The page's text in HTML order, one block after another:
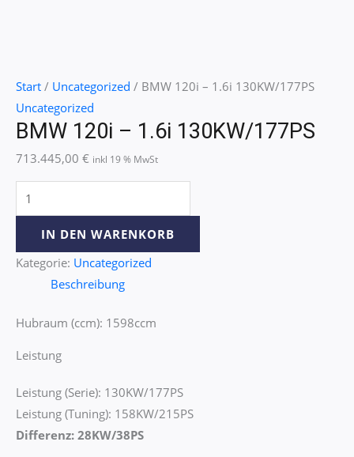
Start / Uncategorized / BMW 120i – 1.6i 130KW/177PS
Uncategorized
BMW 120i – 1.6i 130KW/177PS
713.445,00 € inkl 19 % MwSt
IN DEN WARENKORB
Kategorie: Uncategorized
Beschreibung
Hubraum (ccm): 1598ccm
Leistung
Leistung (Serie): 130KW/177PS
Leistung (Tuning): 158KW/215PS
Differenz: 28KW/38PS